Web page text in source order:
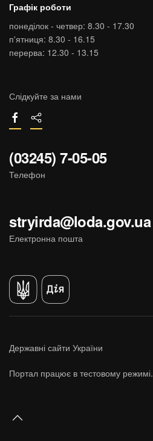
Графік роботи
понеділок - четвер: 8.30 - 17.30
п'ятниця: 8.30 - 16.15
перерва: 12.30 - 13.15
Слідкуйте за нами
(03245) 7-05-05
Телефон
stryirda@loda.gov.ua
Електронна пошта
Державні сайти України
Портал працює в тестовому режимі.